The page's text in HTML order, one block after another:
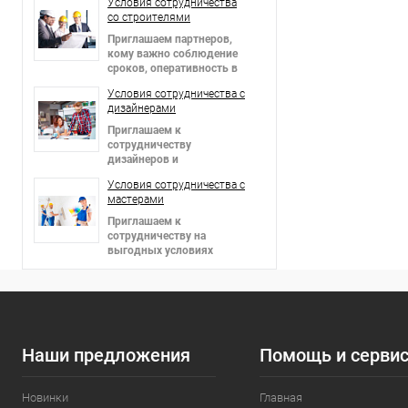
Условия сотрудничества
со строителями
Приглашаем партнеров,
кому важно соблюдение
сроков, оперативность в
гибкие цены!
Условия сотрудничества c
дизайнерами
Приглашаем к
сотрудничеству
дизайнеров и
предоставляем скидки!
Условия сотрудничества c
мастерами
Приглашаем к
сотрудничеству на
выгодных условиях
Наши предложения
Новинки
Помощь и
Главная